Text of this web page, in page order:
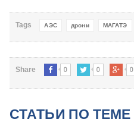
Tags АЭС дрони МАГАТЭ
Share 0 0 0
СТАТЬИ ПО ТЕМЕ